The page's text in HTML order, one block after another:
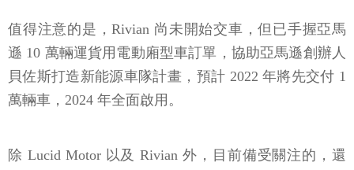
值得注意的是，Rivian 尚未開始交車，但已手握亞馬
遜 10 萬輛運貨用電動廂型車訂單，協助亞馬遜創辦人
貝佐斯打造新能源車隊計畫，預計 2022 年將先交付 1
萬輛車，2024 年全面啟用。
除 Lucid Motor 以及 Rivian 外，目前備受關注的，還